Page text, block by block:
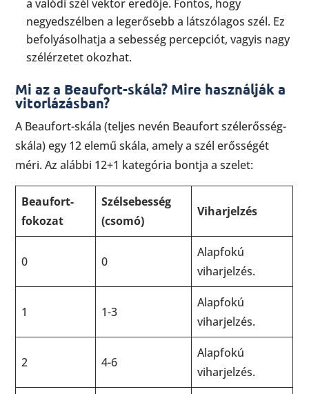
a valódi szél vektor eredője. Fontos, hogy
negyedszélben a legerősebb a látszólagos szél. Ez
befolyásolhatja a sebesség percepciót, vagyis nagy
szélérzetet okozhat.
Mi az a Beaufort-skála? Mire használják a
vitorlázásban?
A Beaufort-skála (teljes nevén Beaufort szélerősség-
skála) egy 12 elemű skála, amely a szél erősségét
méri. Az alábbi 12+1 kategória bontja a szelet:
Beaufort-
fokozat
Szélsebesség
(csomó)
Viharjelzés
0 0
Alapfokú
viharjelzés.
1 1-3
Alapfokú
viharjelzés.
2 4-6
Alapfokú
viharjelzés.